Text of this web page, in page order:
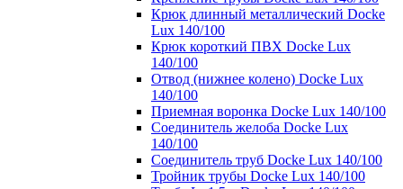
Крюк длинный металлический Docke
Lux 140/100
Крюк короткий ПВХ Docke Lux
140/100
Отвод (нижнее колено) Docke Lux
140/100
Приемная воронка Docke Lux 140/100
Соединитель желоба Docke Lux
140/100
Соединитель труб Docke Lux 140/100
Тройник трубы Docke Lux 140/100